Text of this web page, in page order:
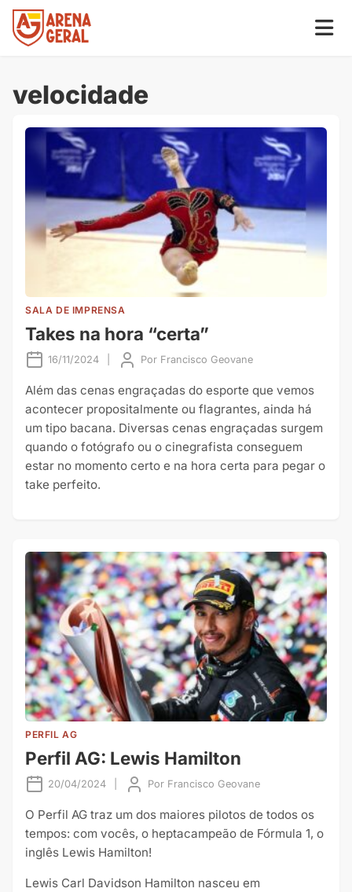
velocidade
SALA DE IMPRENSA
Takes na hora “certa”
16/11/2024 Por Francisco Geovane
Além das cenas engraçadas do esporte que vemos
acontecer propositalmente ou flagrantes, ainda há
um tipo bacana. Diversas cenas engraçadas surgem
quando o fotógrafo ou o cinegrafista conseguem
estar no momento certo e na hora certa para pegar o
take perfeito.
PERFIL AG
Perfil AG: Lewis Hamilton
20/04/2024 Por Francisco Geovane
O Perfil AG traz um dos maiores pilotos de todos os
tempos: com vocês, o heptacampeão de Fórmula 1, o
inglês Lewis Hamilton!
Lewis Carl Davidson Hamilton nasceu em